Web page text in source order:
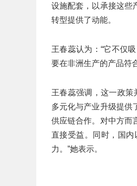
设施配套，以承接这些
转型提供了动能。
王春蕊认为：“它不仅
要在非洲生产的产品符
王春蕊强调，这一政策
多元化与产业升级提供
供应链合作。对中方而
直接受益。同时，国
力。”她表示。